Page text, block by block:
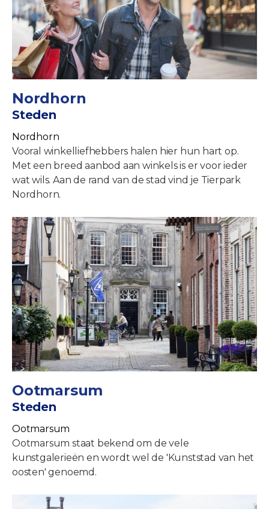
Nordhorn
Steden
Nordhorn
Vooral winkelliefhebbers halen hier hun hart op.
Met een breed aanbod aan winkels is er voor ieder
wat wils. Aan de rand van de stad vind je Tierpark
Nordhorn.
Ootmarsum
Steden
Ootmarsum
Ootmarsum staat bekend om de vele
kunstgalerieën en wordt wel de 'Kunststad van het
oosten' genoemd.